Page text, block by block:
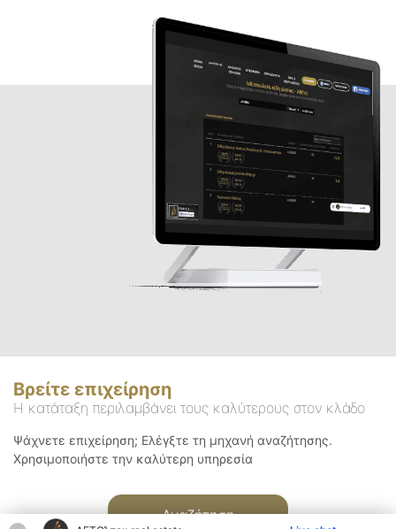
Βρείτε επιχείρηση
Η κατάταξη περιλαμβάνει τους καλύτερους στον κλάδο
Ψάχνετε επιχείρηση; Ελέγξτε τη μηχανή αναζήτησης.
Χρησιμοποιήστε την καλύτερη υπηρεσία
Αναζήτηση